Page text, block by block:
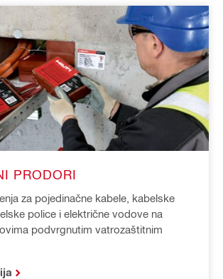
PRODORI
za pojedinačne kabele, kabelske
police i električne vodove na
podvrgnutim vatrozaštitnim